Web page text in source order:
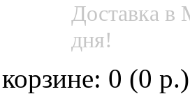
Доставка в
дня!
0 (0 р.)